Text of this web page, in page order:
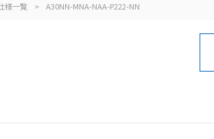
様一覧 > A30NN-MNA-NAA-P222-NN